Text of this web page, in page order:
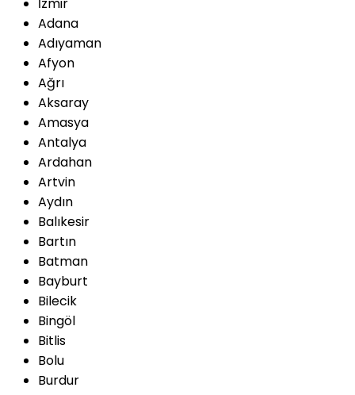
Adana
Adıyaman
Afyon
Ağrı
Aksaray
Amasya
Antalya
Ardahan
Artvin
Aydın
Balıkesir
Bartın
Batman
Bayburt
Bilecik
Bingöl
Bitlis
Bolu
Burdur